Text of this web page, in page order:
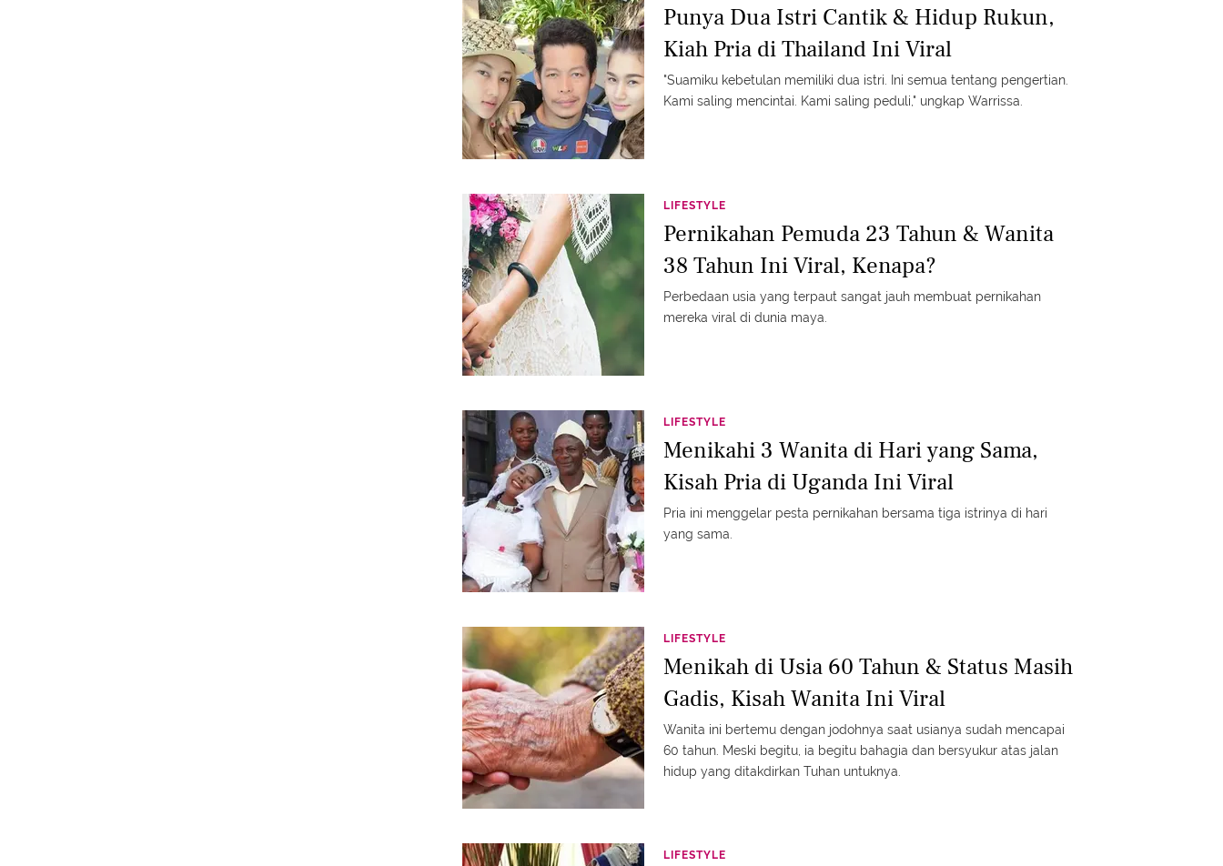
Punya Dua Istri Cantik & Hidup Rukun,
Kiah Pria di Thailand Ini Viral
"Suamiku kebetulan memiliki dua istri. Ini semua tentang pengertian.
Kami saling mencintai. Kami saling peduli," ungkap Warrissa.
LIFESTYLE
Pernikahan Pemuda 23 Tahun & Wanita
38 Tahun Ini Viral, Kenapa?
Perbedaan usia yang terpaut sangat jauh membuat pernikahan
mereka viral di dunia maya.
LIFESTYLE
Menikahi 3 Wanita di Hari yang Sama,
Kisah Pria di Uganda Ini Viral
Pria ini menggelar pesta pernikahan bersama tiga istrinya di hari
yang sama.
LIFESTYLE
Menikah di Usia 60 Tahun & Status Masih
Gadis, Kisah Wanita Ini Viral
Wanita ini bertemu dengan jodohnya saat usianya sudah mencapai
60 tahun. Meski begitu, ia begitu bahagia dan bersyukur atas jalan
hidup yang ditakdirkan Tuhan untuknya.
LIFESTYLE